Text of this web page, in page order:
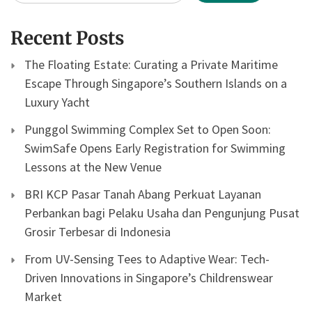
Recent Posts
The Floating Estate: Curating a Private Maritime
Escape Through Singapore’s Southern Islands on a
Luxury Yacht
Punggol Swimming Complex Set to Open Soon:
SwimSafe Opens Early Registration for Swimming
Lessons at the New Venue
BRI KCP Pasar Tanah Abang Perkuat Layanan
Perbankan bagi Pelaku Usaha dan Pengunjung Pusat
Grosir Terbesar di Indonesia
From UV-Sensing Tees to Adaptive Wear: Tech-
Driven Innovations in Singapore’s Childrenswear
Market